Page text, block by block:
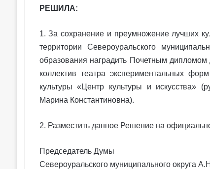
РЕШИЛА:
1. За сохранение и преумножение лучших
территории Североуральского
образования наградить Почетным
коллектив театра экспериментальных
культуры «Центр культуры и искусства»
Марина Константиновна).
2. Разместить данное Решение на
Председатель Думы
Североуральского муниципального округа